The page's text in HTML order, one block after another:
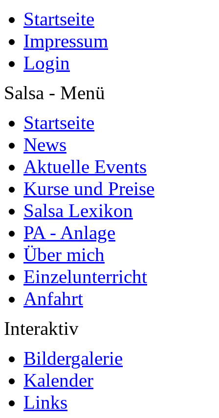
Startseite
Impressum
Login
Salsa - Menü
Startseite
News
Aktuelle Events
Kurse und Preise
Salsa Lexikon
PA - Anlage
Über mich
Einzelunterricht
Anfahrt
Interaktiv
Bildergalerie
Kalender
Links